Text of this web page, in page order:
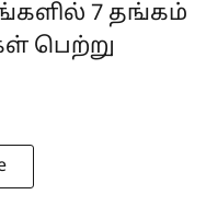
7 தங்கம்
பெற்று